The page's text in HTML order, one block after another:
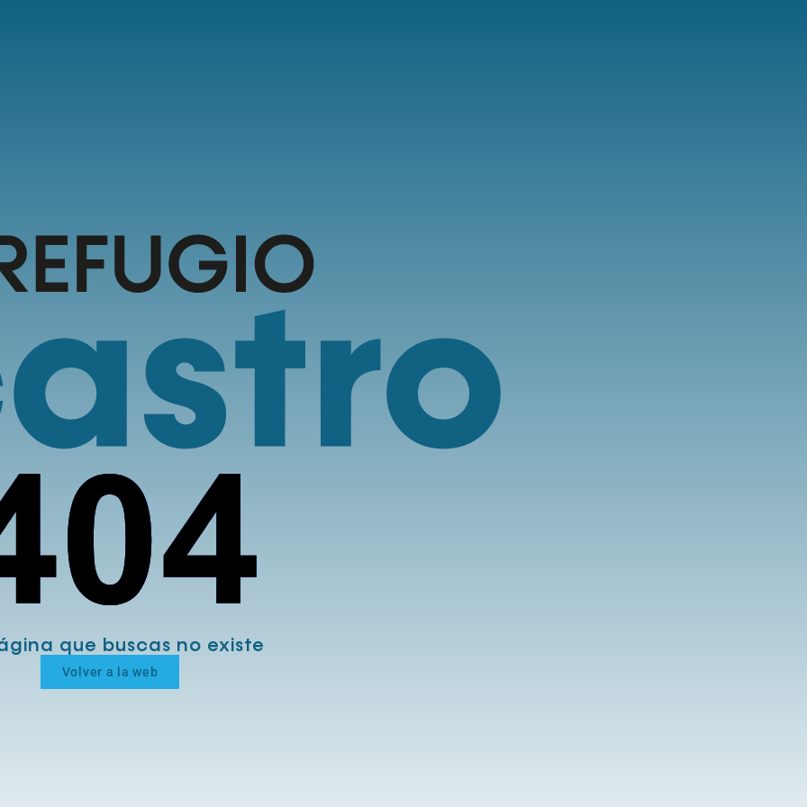
que buscas no existe
Volver a la web